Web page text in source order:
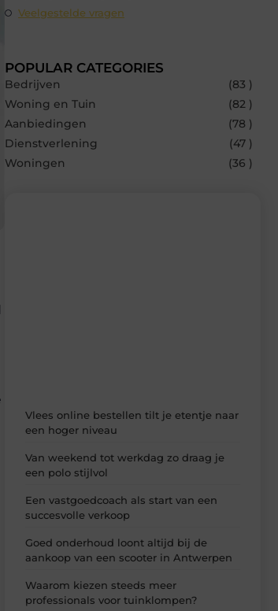
Veelgestelde vragen
POPULAR CATEGORIES
Bedrijven
(83 )
Woning en Tuin
(82 )
Aanbiedingen
(78 )
Dienstverlening
(47 )
Woningen
(36 )
Vlees online bestellen tilt je etentje naar
een hoger niveau
Van weekend tot werkdag zo draag je
een polo stijlvol
Een vastgoedcoach als start van een
succesvolle verkoop
Goed onderhoud loont altijd bij de
aankoop van een scooter in Antwerpen
Waarom kiezen steeds meer
professionals voor tuinklompen?